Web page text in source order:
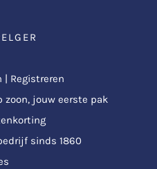
| Registreren
zoon, jouw eerste pak
sinds 1860